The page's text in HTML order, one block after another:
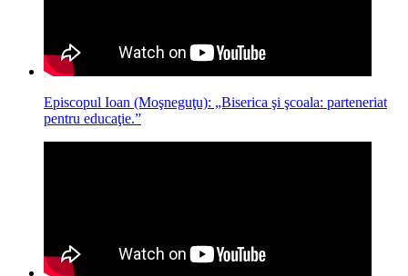
Episcopul Ioan (Moşneguţu): „Biserica şi şcoala: parteneriat
pentru educaţie.”